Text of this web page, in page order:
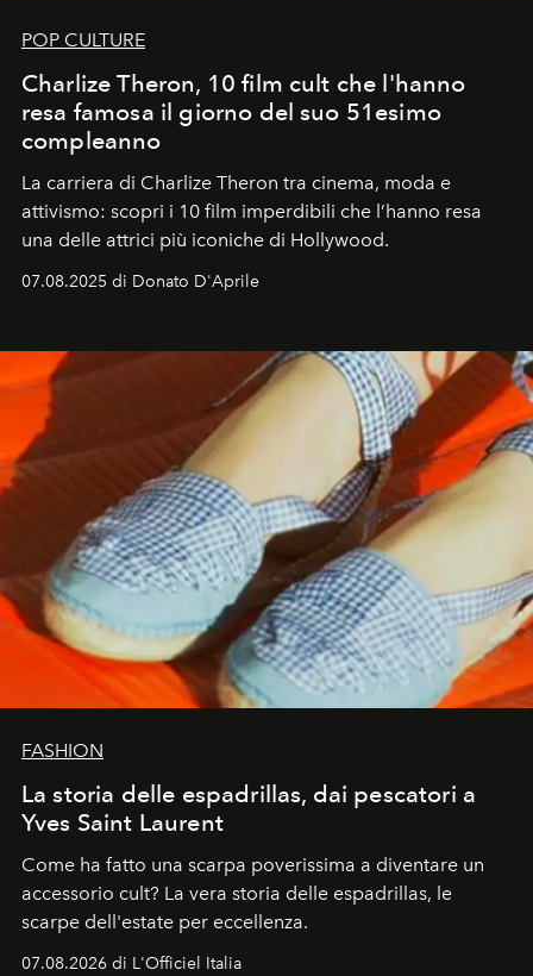
POP CULTURE
Charlize Theron, 10 film cult che l'hanno
resa famosa il giorno del suo 51esimo
compleanno
La carriera di Charlize Theron tra cinema, moda e
attivismo: scopri i 10 film imperdibili che l’hanno resa
una delle attrici più iconiche di Hollywood.
07.08.2025 di Donato D'Aprile
FASHION
La storia delle espadrillas, dai pescatori a
Yves Saint Laurent
Come ha fatto una scarpa poverissima a diventare un
accessorio cult? La vera storia delle espadrillas, le
scarpe dell'estate per eccellenza.
07.08.2026 di L'Officiel Italia